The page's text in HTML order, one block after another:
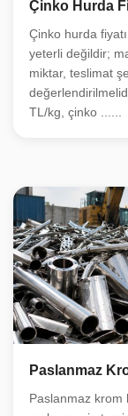
Çinko Hurda
Çinko hurda
yeterli değildir;
miktar, teslimat
TL/kg, çinko ......
Paslanmaz
Paslanmaz krom